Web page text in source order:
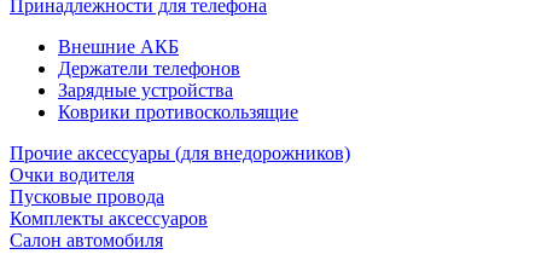
Принадлежности для телефона
Внешние АКБ
Держатели телефонов
Зарядные устройства
Коврики противоскользящие
Прочие аксессуары (для внедорожников)
Очки водителя
Пусковые провода
Комплекты аксессуаров
Салон автомобиля